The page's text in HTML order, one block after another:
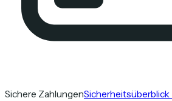
Sichere ZahlungenSicherheitsüberblick